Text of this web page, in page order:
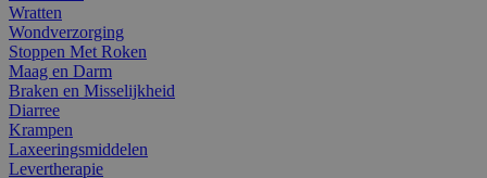
Wratten
Wondverzorging
Stoppen Met Roken
Maag en Darm
Braken en Misselijkheid
Diarree
Krampen
Laxeeringsmiddelen
Levertherapie